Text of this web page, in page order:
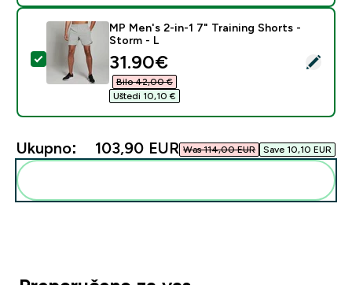
Odaberi ovaj proizvod - MP Men's 2-in-1 7" Training
MP Men's 2-in-1 7" Training Shorts -
Storm - L
discounted price
31.90€‎
Bilo 42,00 €‎
Uštedi 10,10 €‎
Ukupno: 103,90 EUR‎ Was 114,00 EUR‎ Save 10,10 EUR‎